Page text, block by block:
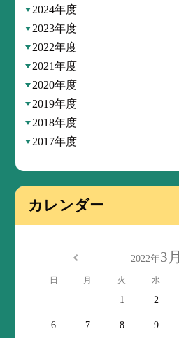
2024年度
2023年度
2022年度
2021年度
2020年度
2019年度
2018年度
2017年度
カレンダー
2022年3月
日 月 火 水
1 2
6 7 8 9